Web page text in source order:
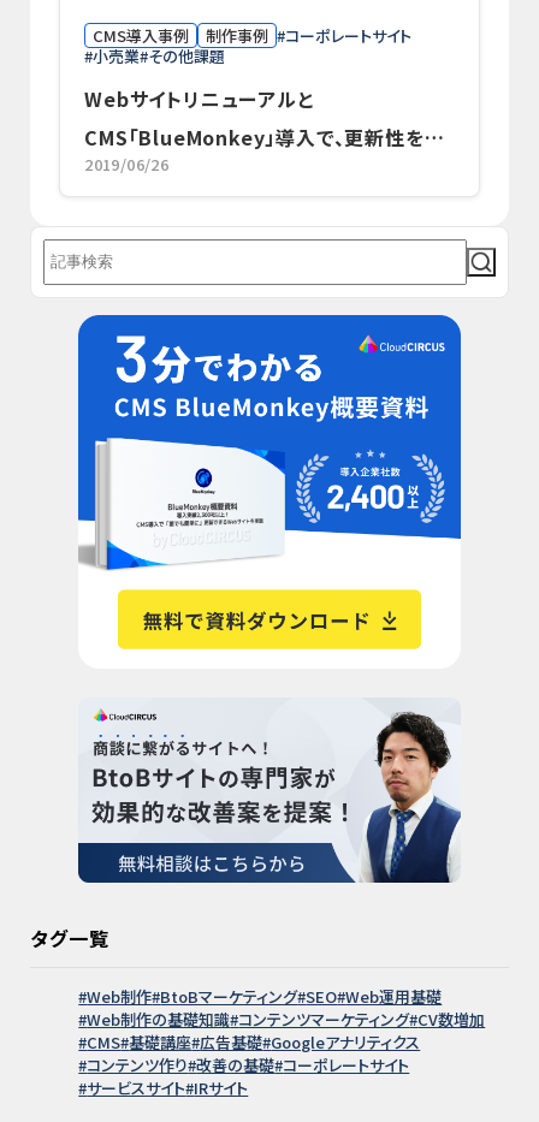
CMS導入事例 制作事例
コーポレートサイト
小売業 その他課題
Webサイトリニューアルと
CMS「BlueMonkey」導入で、更新性を大
幅に改善！／ホーユー株式会社プロフェッ
2019/06/26
タグ一覧
Web制作 BtoBマーケティング SEO Web運用基礎
Web制作の基礎知識 コンテンツマーケティング CV数増加
CMS 基礎講座 広告基礎 Googleアナリティクス
コンテンツ作り 改善の基礎 コーポレートサイト
サービスサイト IRサイト